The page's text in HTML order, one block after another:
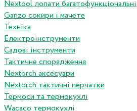
Nextool лопати багатофункціональні
Ganzo сокири і мачете
Техніка
Електроінструменти
Садові інструменти
Тактичне спорядження
Nextorch аксесуари
Nextorch тактичні перчатки
Термоси та термокухлі
Wacaco термокухлі